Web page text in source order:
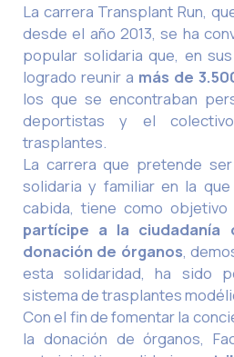
La carrera Transplant Run,
desde el año 2013, se ha
popular solidaria que, en
logrado reunir a más de
los que se encontraban
deportistas y el
trasplantes.
La carrera que pretende
solidaria y familiar en la
cabida, tiene como objetivo
partícipe a la
donación de órganos,
esta solidaridad, ha sido
sistema de trasplantes
Con el fin de fomentar la
la donación de órganos,